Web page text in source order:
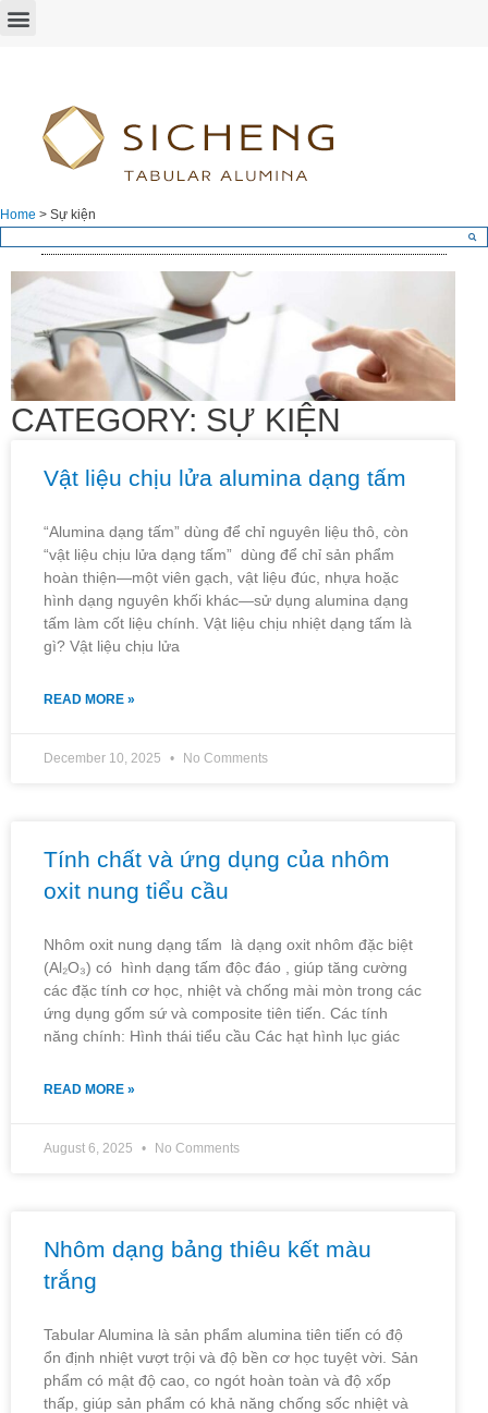
Home > Sự kiện
CATEGORY: SỰ KIỆN
Vật liệu chịu lửa alumina dạng tấm
“Alumina dạng tấm” dùng để chỉ nguyên liệu thô, còn
“vật liệu chịu lửa dạng tấm” dùng để chỉ sản phẩm
hoàn thiện—một viên gạch, vật liệu đúc, nhựa hoặc
hình dạng nguyên khối khác—sử dụng alumina dạng
tấm làm cốt liệu chính. Vật liệu chịu nhiệt dạng tấm là
gì? Vật liệu chịu lửa
READ MORE »
December 10, 2025 No Comments
Tính chất và ứng dụng của nhôm
oxit nung tiểu cầu
Nhôm oxit nung dạng tấm là dạng oxit nhôm đặc biệt
(Al₂O₃) có hình dạng tấm độc đáo , giúp tăng cường
các đặc tính cơ học, nhiệt và chống mài mòn trong các
ứng dụng gốm sứ và composite tiên tiến. Các tính
năng chính: Hình thái tiểu cầu Các hạt hình lục giác
READ MORE »
August 6, 2025 No Comments
Nhôm dạng bảng thiêu kết màu
trắng
Tabular Alumina là sản phẩm alumina tiên tiến có độ
ổn định nhiệt vượt trội và độ bền cơ học tuyệt vời. Sản
phẩm có mật độ cao, co ngót hoàn toàn và độ xốp
thấp, giúp sản phẩm có khả năng chống sốc nhiệt và